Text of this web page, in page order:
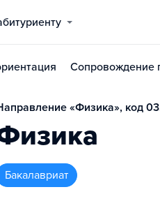
Сопровождение
«Физика», код
бакалавриат